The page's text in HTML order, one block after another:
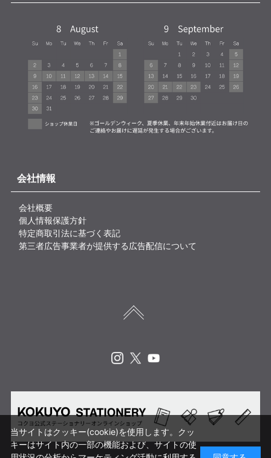
会社情報
会社概要
個人情報保護方針
特定商取引法に基づく表記
第三者広告事業者が提供する広告配信について
当サイトはクッキー(cookie)を使用します。クッ
キーはサイト内の一部の機能および、サイトの使